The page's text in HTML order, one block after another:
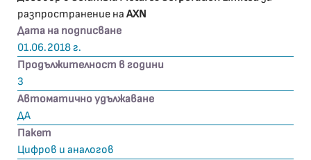
разпространение на AXN
Дата на подписване
01.06.2018 г.
Продължителност в години
3
Автоматично удължаване
ДА
Пакет
Цифров и аналогов